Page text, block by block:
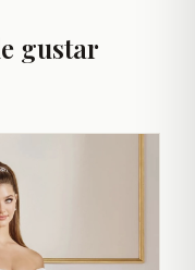
gustar